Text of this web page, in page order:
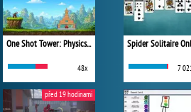
One Shot Tower: Physics Destroyer
48x
před 19 hodinami
Spider Solitaire
7